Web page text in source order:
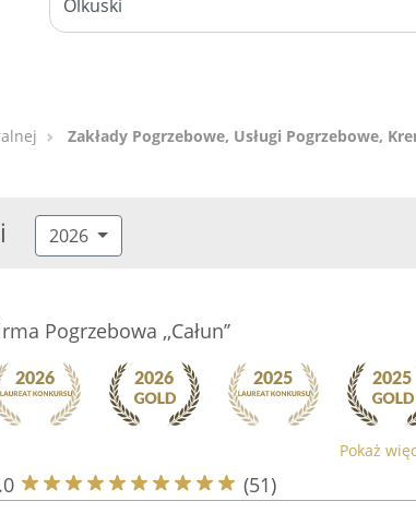
Zakłady Pogrzebowe, Usługi Pogrzebowe,
2026
Pogrzebowa ,,Całun’’
Pokaż
(51)